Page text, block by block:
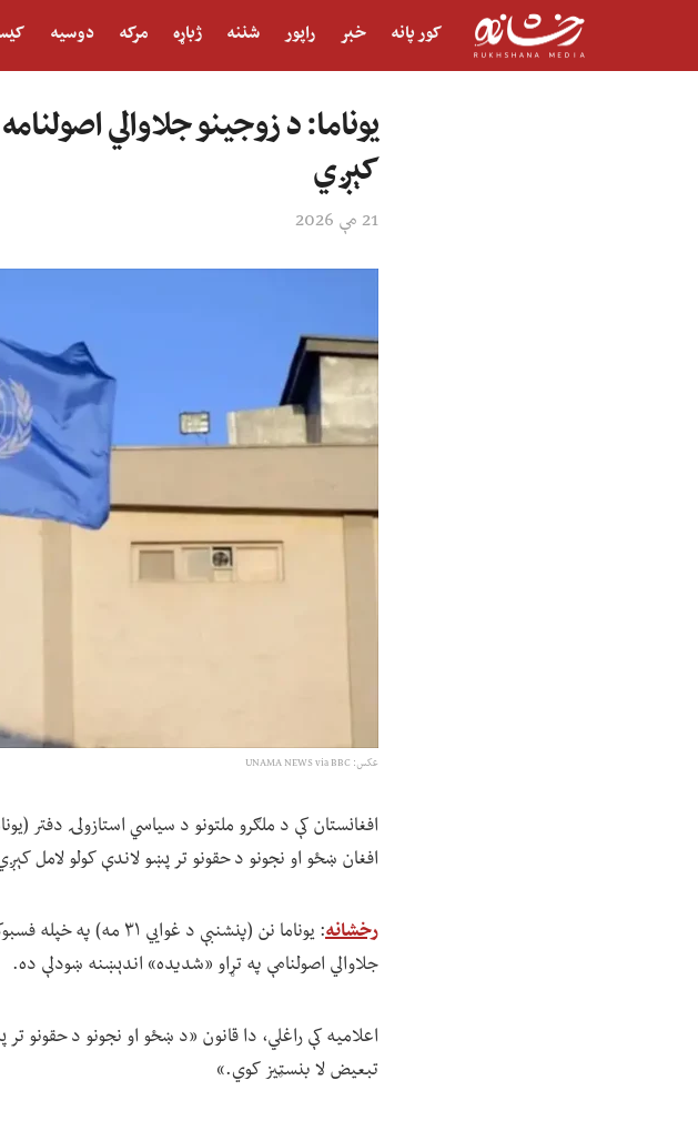
کور پانه خبر راپور شننه ژباړه مرکه دوسیه
یوناما: د زوجینو جلاوالي
کېږي
21 مې 2026
عکس: UNAMA NEWS via BBC
افغانستان کې د ملګرو ملتونو د سیاسي استازولۍ دفتر
افغان ښځو او نجونو د حقونو تر پښو لاندې کولو لامل
رخشانه
: یوناما نن (پنشنبې د
جلاوالي اصولنامې په تړاو «شدیده» اندېښنه ښودلې ده.
اعلامیه کې راغلي، دا قانون «د ښځو او نجونو د حقونو
تبعیض لا بنسټیز کوي.»